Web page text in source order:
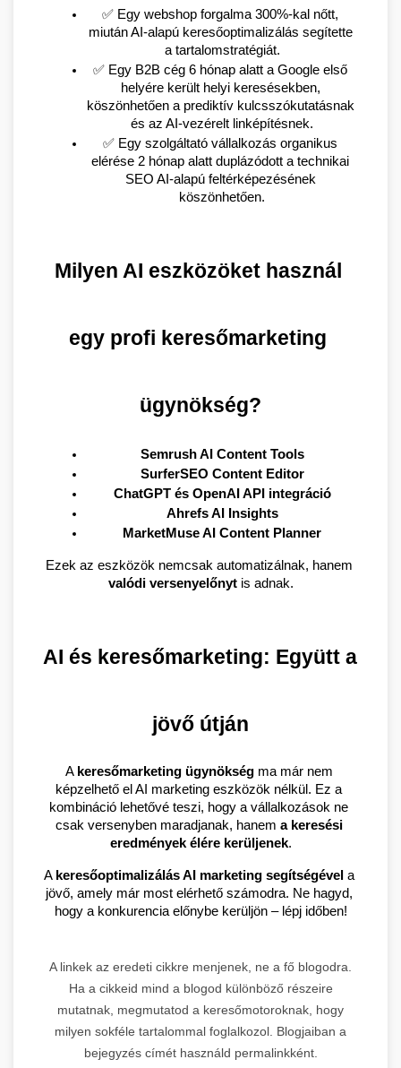
✅ Egy webshop forgalma 300%-kal nőtt,
miután AI-alapú keresőoptimalizálás segítette
a tartalomstratégiát.
✅ Egy B2B cég 6 hónap alatt a Google első
helyére került helyi keresésekben,
köszönhetően a prediktív kulcsszókutatásnak
és az AI-vezérelt linképítésnek.
✅ Egy szolgáltató vállalkozás organikus
elérése 2 hónap alatt duplázódott a technikai
SEO AI-alapú feltérképezésének
köszönhetően.
Milyen AI eszközöket használ
egy profi keresőmarketing
ügynökség?
Semrush AI Content Tools
SurferSEO Content Editor
ChatGPT és OpenAI API integráció
Ahrefs AI Insights
MarketMuse AI Content Planner
valódi versenyelőnyt is adnak.
AI és keresőmarketing: Együtt a
jövő útján
A keresőmarketing ügynökség ma már nem
képzelhető el AI marketing eszközök nélkül. Ez a
kombináció lehetővé teszi, hogy a vállalkozások ne
csak versenyben maradjanak, hanem a keresési
eredmények élére kerüljenek.
A keresőoptimalizálás AI marketing segítségével a
jövő, amely már most elérhető számodra. Ne hagyd,
hogy a konkurencia előnybe kerüljön – lépj időben!
A linkek az eredeti cikkre menjenek, ne a fő blogodra.
Ha a cikkeid mind a blogod különböző részeire
mutatnak, megmutatod a keresőmotoroknak, hogy
milyen sokféle tartalommal foglalkozol. Blogjaiban a
bejegyzés címét használd permalinkként.